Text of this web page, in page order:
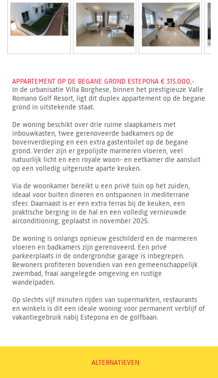
APPARTEMENT OP DE BEGANE GROND ESTEPONA € 315.000,-
In de urbanisatie Villa Borghese, binnen het prestigieuze Valle
Romano Golf Resort, ligt dit duplex appartement op de begane
grond in uitstekende staat.
De woning beschikt over drie ruime slaapkamers met
inbouwkasten, twee gerenoveerde badkamers op de
bovenverdieping en een extra gastentoilet op de begane
grond. Verder zijn er gepolijste marmeren vloeren, veel
natuurlijk licht en een royale woon- en eetkamer die aansluit
op een volledig uitgeruste aparte keuken.
Via de woonkamer bereikt u een privé tuin op het zuiden,
ideaal voor buiten dineren en ontspannen in mediterrane
sfeer. Daarnaast is er een extra terras bij de keuken, een
praktische berging in de hal en een volledig vernieuwde
airconditioning, geplaatst in november 2025.
De woning is onlangs opnieuw geschilderd en de marmeren
vloeren en badkamers zijn gerenoveerd. Een privé
parkeerplaats in de ondergrondse garage is inbegrepen.
Bewoners profiteren bovendien van een gemeenschappelijk
zwembad, fraai aangelegde omgeving en rustige
wandelpaden.
Op slechts vijf minuten rijden van supermarkten, restaurants
en winkels is dit een ideale woning voor permanent verblijf of
vakantiegebruik nabij Estepona en de golfbaan.
ALTERNATIEVEN